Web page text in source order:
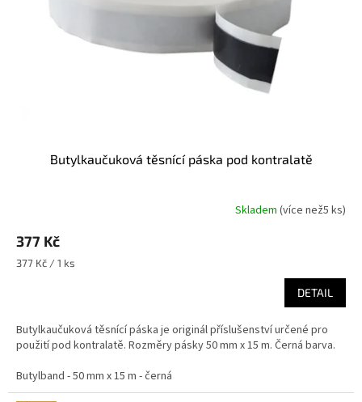
Butylkaučuková těsnící páska pod kontralatě
Skladem (více než5 ks)
377 Kč
Měrná
377 Kč / 1 ks
DETAIL
Butylkaučuková těsnící páska je originál příslušenství určené pro
použití pod kontralatě. Rozměry pásky 50 mm x 15 m. Černá barva.
Butylband - 50 mm x 15 m - černá